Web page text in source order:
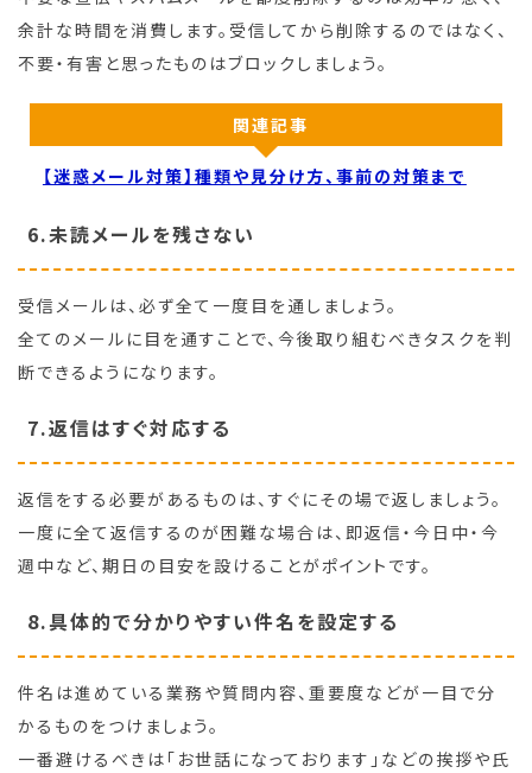
余計な時間を消費します。受信してから削除するのではなく、
不要・有害と思ったものはブロックしましょう。
関連記事
【迷惑メール対策】種類や見分け方、事前の対策まで
6.未読メールを残さない
受信メールは、必ず全て一度目を通しましょう。
全てのメールに目を通すことで、今後取り組むべきタスクを判
断できるようになります。
7.返信はすぐ対応する
返信をする必要があるものは、すぐにその場で返しましょう。
一度に全て返信するのが困難な場合は、即返信・今日中・今
週中など、期日の目安を設けることがポイントです。
8.具体的で分かりやすい件名を設定する
件名は進めている業務や質問内容、重要度などが一目で分
かるものをつけましょう。
一番避けるべきは「お世話になっております」などの挨拶や氏